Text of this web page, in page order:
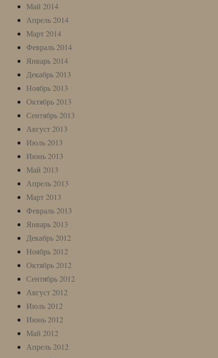
Май 2014
Апрель 2014
Март 2014
Февраль 2014
Январь 2014
Декабрь 2013
Ноябрь 2013
Октябрь 2013
Сентябрь 2013
Август 2013
Июль 2013
Июнь 2013
Май 2013
Апрель 2013
Март 2013
Февраль 2013
Январь 2013
Декабрь 2012
Ноябрь 2012
Октябрь 2012
Сентябрь 2012
Август 2012
Июль 2012
Июнь 2012
Май 2012
Апрель 2012